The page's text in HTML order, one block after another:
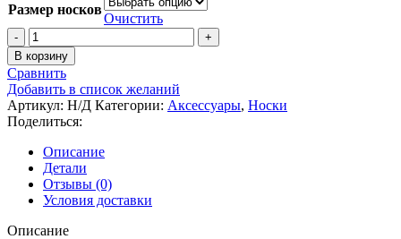
Размер носков
Очистить
Количество
товара
Арт
:
XT168
(Шерсть
мериноса
и
Полипропилен)
Цвет:
Фуксия
От
+10°
В корзину
Сравнить
Добавить в список желаний
Артикул: Н/Д Категории: Аксессуары, Носки
Поделиться:
Описание
Детали
Отзывы (0)
Условия доставки
Описание